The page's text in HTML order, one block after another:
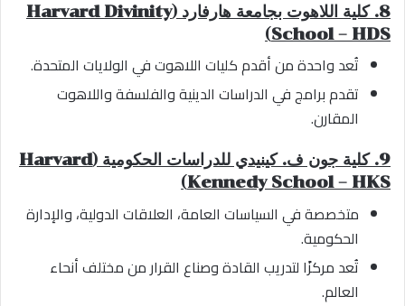
8. كلية اللاهوت بجامعة هارفارد (Harvard Divinity
School – HDS)
تُعد واحدة من أقدم كليات اللاهوت في الولايات المتحدة.
تقدم برامج في الدراسات الدينية والفلسفة واللاهوت
المقارن.
9. كلية جون ف. كينيدي للدراسات الحكومية (Harvard
Kennedy School – HKS)
متخصصة في السياسات العامة، العلاقات الدولية، والإدارة
الحكومية.
تُعد مركزًا لتدريب القادة وصناع القرار من مختلف أنحاء
العالم.